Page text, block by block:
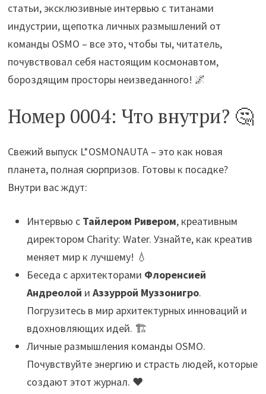
статьи, эксклюзивные интервью с титанами
индустрии, щепотка личных размышлений от
команды OSMO – все это, чтобы ты, читатель,
почувствовал себя настоящим космонавтом,
бороздящим просторы неизведанного! 🌌
Номер 0004: Что внутри? 🤔
Свежий выпуск L*OSMONAUTA – это как новая
планета, полная сюрпризов. Готовы к посадке?
Внутри вас ждут:
Интервью с Тайлером Ривером, креативным
директором Charity: Water. Узнайте, как креатив
меняет мир к лучшему! 💧
Беседа с архитекторами Флоренсией
Андреолой иАззуррой Муззонигро.
Погрузитесь в мир архитектурных инноваций и
вдохновляющих идей. 🏗️
Личные размышления команды OSMO.
Почувствуйте энергию и страсть людей, которые
создают этот журнал. ❤️